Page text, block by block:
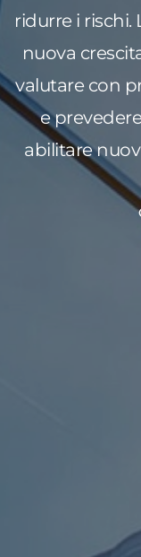
ridurre i rischi.
nuova
valutare con
e
abilitare